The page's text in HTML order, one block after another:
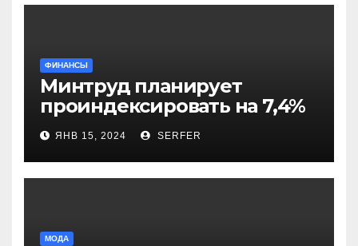
ФИНАНСЫ
Минтруд планирует
проиндексировать на 7,4%
более 40 выплат и
компенсаций
ЯНВ 15, 2024 SERFER
МОДА